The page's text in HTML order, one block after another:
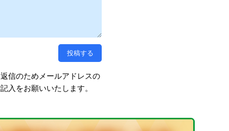
信のためメールアドレスの
入をお願いいたします。